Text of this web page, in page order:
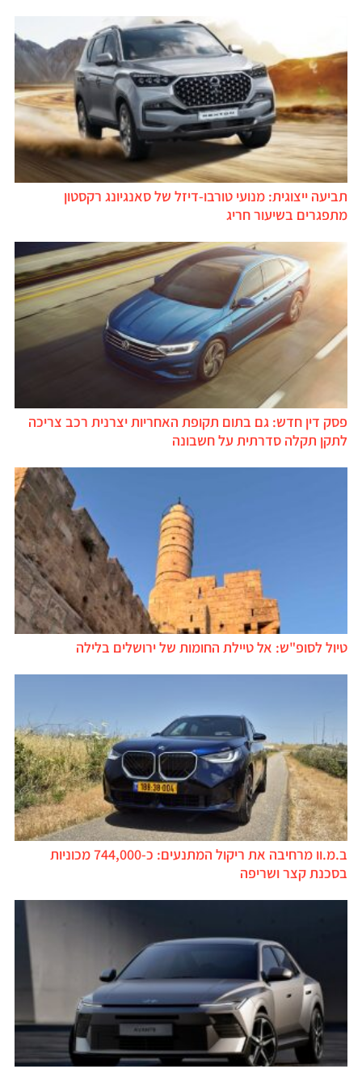
תביעה ייצוגית: מנועי טורבו-דיזל של סאנגיונג רקסטון
מתפגרים בשיעור חריג
פסק דין חדש: גם בתום תקופת האחריות יצרנית רכב צריכה
לתקן תקלה סדרתית על חשבונה
טיול לסופ"ש: אל טיילת החומות של ירושלים בלילה
ב.מ.וו מרחיבה את ריקול המתנעים: כ-744,000 מכוניות
בסכנת קצר ושריפה